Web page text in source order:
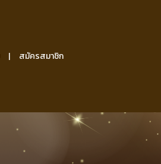
สมัครสมาชิก